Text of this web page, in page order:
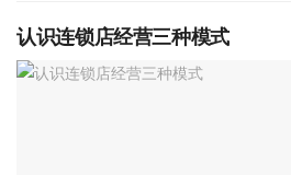
认识连锁店经营三种模式